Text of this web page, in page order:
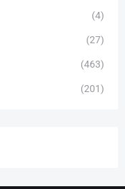
(4)
(27)
(463)
(201)